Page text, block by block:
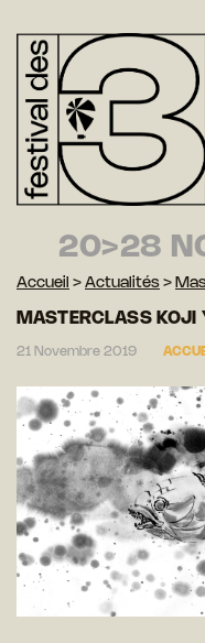
20>28
Accueil > Actualités >
MASTERCLASS KOJI
21 Novembre 2019